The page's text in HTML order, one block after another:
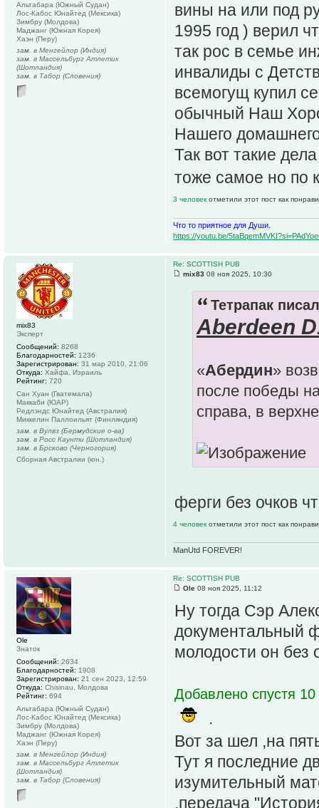
вины на или под
1995 год ) верил
так рос в семье
инвалиды с
всемогущ купил
обычный Наш
Нашего
Так вот такие
тоже самое но по
3 человек отметили этот пост как
Что то приятное для Души.
https://youtu.be/
Альтабара (Южный Судан)
Лос-Кабос Юнайтед (Мексика)
Зимбру (Молдова)
Маджанг (Южная Корея)
Хаэн (Перу)
зам. в Менгейлор (Индия)
зам. в Массельбург Атлетик
(Шотландия)
зам. в Табор (Словения)
Re: SCOTTISH PUB
mix83 08 ноя 2025, 10:30
Тетрапак
Aberdeen
«Абердин»
после победы
справа, в
ферги без очков
4 человек отметили этот пост как
ManUtd FOREVER!
mix83
Эксперт
Сообщений: 8268
Благодарностей: 1236
Зарегистрирован: 31 мар 2010, 21:06
Откуда: Хайфа, Израиль
Рейтинг: 720
Сан Хуан (Гватемала)
Маккаби (ЮАР)
Редлэндс Юнайтед (Австралия)
Миккелин Паллоильят (Финляндия)
зам. в Вулвз (Бермудские о-ва)
зам. в Росс Каунти (Шотландия)
зам. в Брсково (Черногория)
Сборная Австралии (юн.)
Re: SCOTTISH PUB
Ole 08 ноя 2025, 11:12
Ну тогда Сэр
документальный
молодости он без
Добавлено спустя
.
Вот за шел ,на
Тут я последние
изумительный
,передача
Ole
Знаток
Сообщений: 2634
Благодарностей: 1908
Зарегистрирован: 21 сен 2023, 12:59
Откуда: Chisinau, Молдова
Рейтинг: 694
Альтабара (Южный Судан)
Лос-Кабос Юнайтед (Мексика)
Зимбру (Молдова)
Маджанг (Южная Корея)
Хаэн (Перу)
зам. в Менгейлор (Индия)
зам. в Массельбург Атлетик
(Шотландия)
зам. в Табор (Словения)